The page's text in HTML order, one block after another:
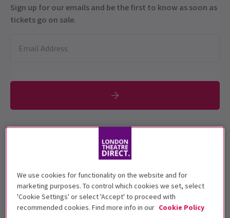
Sign up for our emails and be the first to know as soon as
tickets go on sale.
Esta producción se recomienda para
Fechas de función
1 August - 8 November 2025
@sohoplace
We use cookies for functionality on the website and for
marketing purposes. To control which cookies we set, select
'Cookie Settings' or select 'Accept' to proceed with
recommended cookies. Find more info in our Cookie Policy